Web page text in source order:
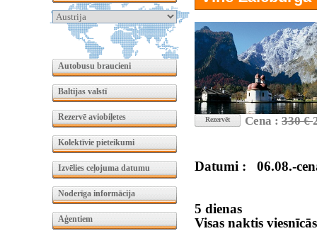
Autobusu braucieni
Baltijas valstī
Rezervē aviobiļetes
Kolektīvie pieteikumi
Izvēlies ceļojuma datumu
Noderīga informācija
Aģentiem
Rezervēt Cena : 330 €
Datumi : 06.08.-
5 dienas
Visas naktis viesnīcās